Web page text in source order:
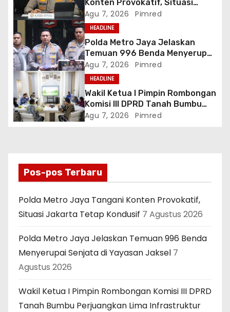
Konten Provokatif, Situasi
Jakarta Tetap Kondusif
Agu 7, 2026 Pimred
HEADLINE
Polda Metro Jaya Jelaskan
Temuan 996 Benda Menyerupai
Senjata di Yayasan Jaksel
Agu 7, 2026 Pimred
HEADLINE
Wakil Ketua I Pimpin Rombongan
Komisi III DPRD Tanah Bumbu
Perjuangkan Lima Infrastruktur
Agu 7, 2026 Pimred
Pos-pos Terbaru
Polda Metro Jaya Tangani Konten Provokatif,
Situasi Jakarta Tetap Kondusif 7 Agustus 2026
Polda Metro Jaya Jelaskan Temuan 996 Benda
Menyerupai Senjata di Yayasan Jaksel 7
Agustus 2026
Wakil Ketua I Pimpin Rombongan Komisi III DPRD
Tanah Bumbu Perjuangkan Lima Infrastruktur